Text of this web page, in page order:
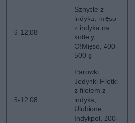
6-12.08
Sznycle z
indyka, mięso
z indyka na
kotlety,
O!Mięso, 400-
500 g
6-12.08
Parówki
Jedynki Filetki
z filetem z
indyka,
Ulubione,
Indykpol, 200-